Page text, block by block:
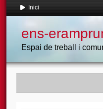
Inici
ens-
Espai de treball i